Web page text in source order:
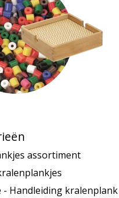
assortiment
- Handleiding kralenplank